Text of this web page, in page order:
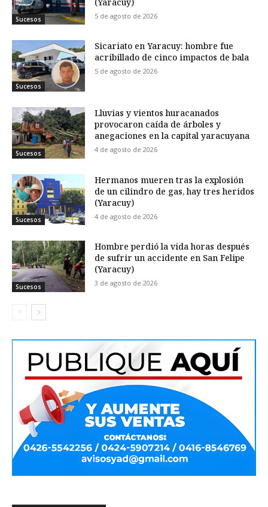
Sucesos 5 de agosto de 2026
Sucesos
Sicariato en Yaracuy: hombre fue
acribillado de cinco impactos de bala
5 de agosto de 2026
Sucesos
Lluvias y vientos huracanados
provocaron caída de árboles y
anegaciones en la capital yaracuyana
4 de agosto de 2026
Sucesos
Hermanos mueren tras la explosión
de un cilindro de gas, hay tres heridos
(Yaracuy)
4 de agosto de 2026
Sucesos
Hombre perdió la vida horas después
de sufrir un accidente en San Felipe
(Yaracuy)
3 de agosto de 2026